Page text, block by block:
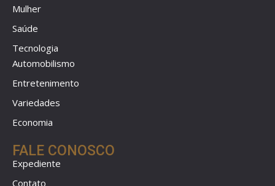
Mulher
Saúde
Tecnologia
Automobilismo
Entretenimento
Variedades
Economia
FALE CONOSCO
Expediente
Contato